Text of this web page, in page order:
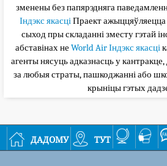
зменены без папярэдняга
Індэкс якасціПраект ажыццяўляецца
сыход пры складанні зместу гэтай
абставінах не World Air Індэкс якасці
агенты нясуць адказнасць у
за любыя страты, пашкоджанні або
крыніцы гэтых
дадому тут